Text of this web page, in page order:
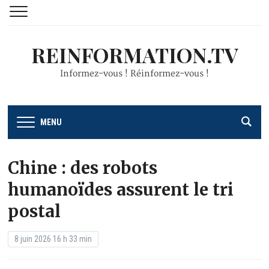
REINFORMATION.TV
Informez-vous ! Réinformez-vous !
MENU
Chine : des robots
humanoïdes assurent le tri
postal
8 juin 2026 16 h 33 min